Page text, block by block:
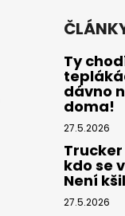
Ty
dávno
doma!
27.5.2026
kdo se
Není
27.5.2026